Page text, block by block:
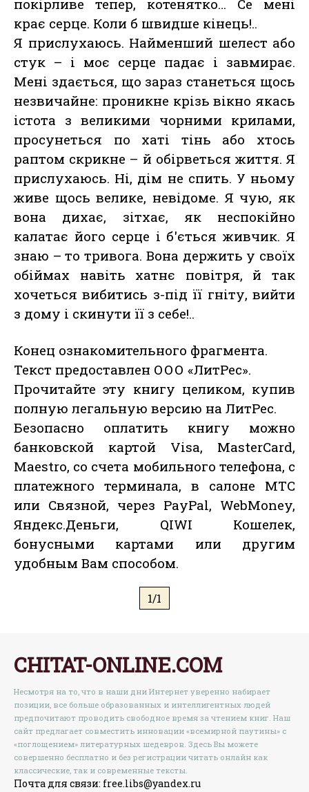
покірливе тепер, котенятко… Се мені
крає серце. Коли б швидше кінець!..
Я прислухаюсь. Найменший шелест або
стук – і моє серце падає і завмирає.
Мені здається, що зараз станеться щось
незвичайне: проникне крізь вікно якась
істота з великими чорними крилами,
просунеться по хаті тінь або хтось
раптом скрикне – й обірветься життя. Я
прислухаюсь. Ні, дім не спить. У ньому
живе щось велике, невідоме. Я чую, як
вона дихає, зітхає, як неспокійно
калатає його серце і б'ється живчик. Я
знаю – тo тривога. Вона держить у своїх
обіймах навіть хатнє повітря, й так
хочеться вибитись з-під її гніту, вийти
з дому і скинути її з себе!..
Конец ознакомительного фрагмента.
Текст предоставлен ООО «ЛитРес».
Прочитайте эту книгу целиком, купив
полную легальную версию на ЛитРес.
Безопасно оплатить книгу можно
банковской картой Visa, MasterCard,
Maestro, со счета мобильного телефона, с
платежного терминала, в салоне МТС
или Связной, через PayPal, WebMoney,
Яндекс.Деньги, QIWI Кошелек,
бонусными картами или другим
удобным Вам способом.
1/1
CHITAT-ONLINE.COM
Несмотря на то, что в наши дни Интернет уверенно набирает
позиции, все больше образованных и интеллигентных людей
предпочитают проводить свободное время за чтением книг. Наш
сайт предлагает совместить инновации «всемирной паутины» с
«поглощением» литературных шедевров. Здесь Вы можете
совершенно бесплатно и без регистрации читать онлайн как
классические, так и современные тексты.
Почта для связи: free.libs@yandex.ru